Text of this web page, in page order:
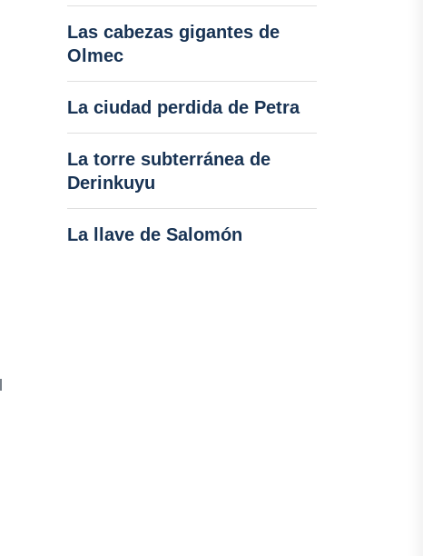
Las cabezas gigantes de
Olmec
La ciudad perdida de Petra
La torre subterránea de
Derinkuyu
La llave de Salomón